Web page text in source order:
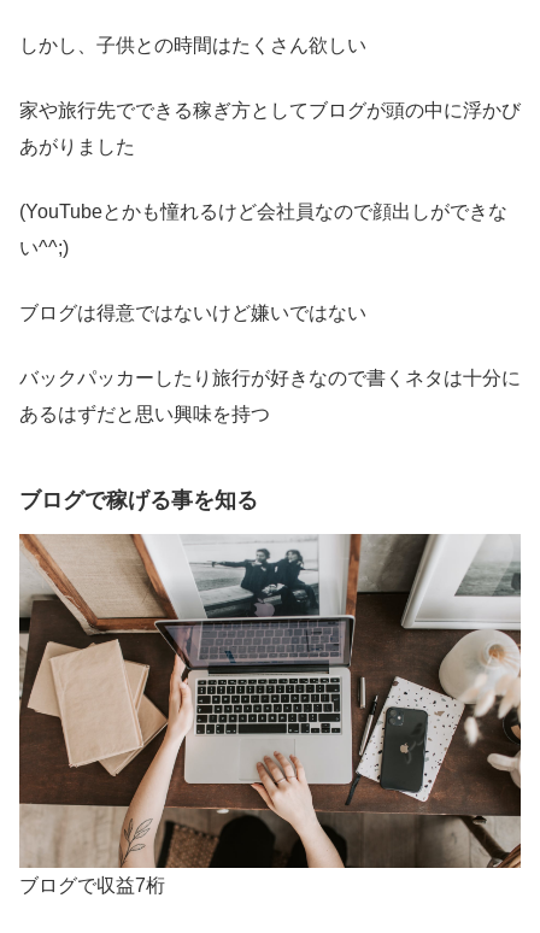
しかし、子供との時間はたくさん欲しい
家や旅行先でできる稼ぎ方としてブログが頭の中に浮かび
あがりました
(YouTubeとかも憧れるけど会社員なので顔出しができな
い^^;)
ブログは得意ではないけど嫌いではない
バックパッカーしたり旅行が好きなので書くネタは十分に
あるはずだと思い興味を持つ
ブログで稼げる事を知る
ブログで収益7桁